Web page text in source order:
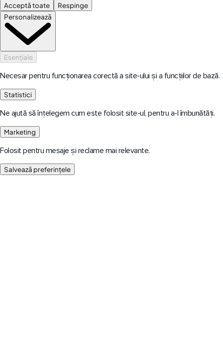
Acceptă toate
Respinge
Personalizează
Esențiale
Necesar pentru funcționarea corectă a site-ului și a funcțiilor de bază.
Statistici
Ne ajută să înțelegem cum este folosit site-ul, pentru a-l îmbunătăți.
Marketing
Folosit pentru mesaje și reclame mai relevante.
Salvează preferințele